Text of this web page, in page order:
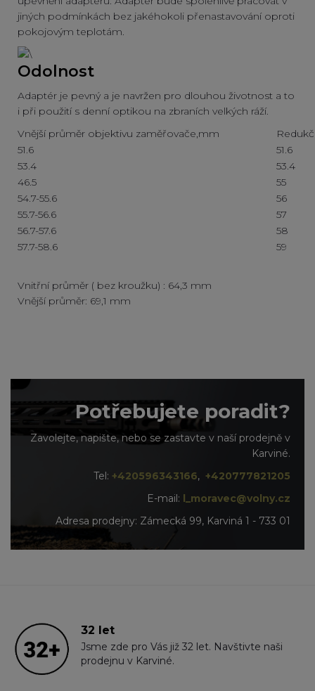
jiných podmínkách bez jakéhokoli přenastavování oproti
pokojovým teplotám.
Odolnost
Adaptér je pevný a je navržen pro dlouhou životnost a to
i při použití s denní optikou na zbraních velkých ráží.
Vnější průměr objektivu zaměřovače,mm
51.6
51.6
53.4
53.4
46.5
55
54.7-55.6
56
55.7-56.6
57
56.7-57.6
58
57.7-58.6
59
Vnitřní průměr ( bez kroužku) : 64,3 mm
Vnější průměr: 69,1 mm
Potřebujete poradit?
Zavolejte, napište, nebo se zastavte v naší prodejně v
Karviné.
Tel: +420596343166, +420777821205
E-mail: l_moravec@volny.cz
Adresa prodejny: Zámecká 99, Karviná 1 - 733 01
32 let
Jsme zde pro Vás již 32 let. Navštivte naši
prodejnu v Karviné.